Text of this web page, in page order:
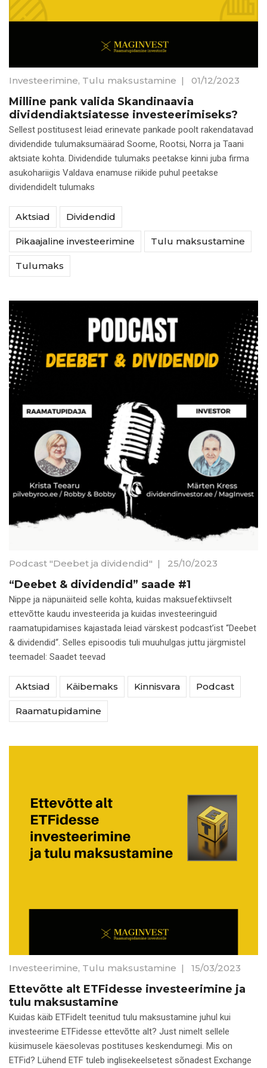
Investeerimine, Tulu maksustamine | 01/12/2023
Milline pank valida Skandinaavia
dividendiaktsiatesse investeerimiseks?
Sellest postitusest leiad erinevate pankade poolt rakendatavad
dividendide tulumaksumäärad Soome, Rootsi, Norra ja Taani
aktsiate kohta. Dividendide tulumaks peetakse kinni juba firma
asukohariigis Valdava enamuse riikide puhul peetakse
dividendidelt tulumaks
Aktsiad Dividendid
Pikaajaline investeerimine Tulu maksustamine
Tulumaks
Podcast "Deebet ja dividendid" | 25/10/2023
“Deebet & dividendid” saade #1
Nippe ja näpunäiteid selle kohta, kuidas maksuefektiivselt
ettevõtte kaudu investeerida ja kuidas investeeringuid
raamatupidamises kajastada leiad värskest podcast’ist “Deebet
& dividendid“. Selles episoodis tuli muuhulgas juttu järgmistel
teemadel: Saadet teevad
Aktsiad Käibemaks Kinnisvara Podcast
Raamatupidamine
Investeerimine, Tulu maksustamine | 15/03/2023
Ettevõtte alt ETFidesse investeerimine ja
tulu maksustamine
Kuidas käib ETFidelt teenitud tulu maksustamine juhul kui
investeerime ETFidesse ettevõtte alt? Just nimelt sellele
küsimusele käesolevas postituses keskendumegi. Mis on
ETFid? Lühend ETF tuleb inglisekeelsetest sõnadest Exchange